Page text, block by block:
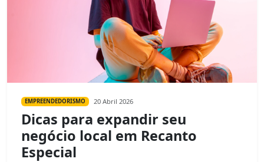
EMPREENDEDORISMO 20 Abril 2026
Dicas para expandir seu
negócio local em Recanto
Especial